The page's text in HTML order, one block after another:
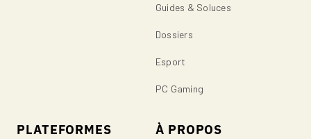
Guides & Soluces
Dossiers
Esport
PC Gaming
PLATEFORMES À PROPOS